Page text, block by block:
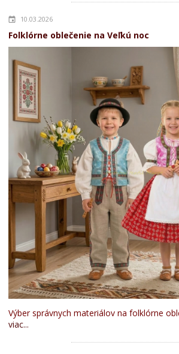
10.03.2026
Folklórne oblečenie na Veľkú noc
Výber správnych materiálov na folklórne
viac...